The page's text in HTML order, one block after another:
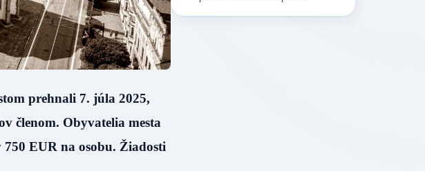
prehnali 7. júla 2025,
členom. Obyvatelia mesta
EUR na osobu. Žiadosti